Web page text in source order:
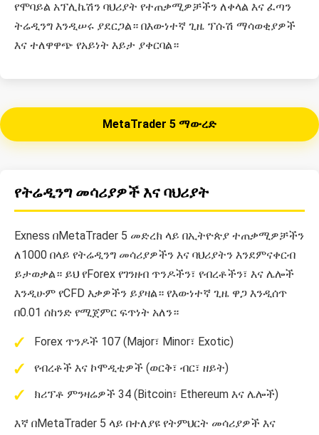
የሞባይል አፕሊኬሽን ባህሪያት የተጠቃሚዎቻችን ለቀላል እና ፈጣን
ትሬዲንግ እንዲሠሩ ያደርጋል። በእውነተኛ ጊዜ ፕሱሽ ማሳወቂያዎች
እና ተለዋዋጭ የአይነት እይታ ያቀርባል።
MetaTrader 5 ማውረድ
የትሬዲንግ መሳሪያዎች እና ባህሪያት
Exness በMetaTrader 5 መድረክ ላይ በኢትዮጵያ ተጠቃሚዎቻችን
ለ1000 በላይ የትሬዲንግ መሳሪያዎችን እና ባህሪያትን እንደምናቀርብ
ይታወቃል። ይህ የForex የገንዘብ ጥንዶችን፣ የብረቶችን፣ እና ሌሎች
እንዲሁም የCFD እቃዎችን ይያዛል። የእውነተኛ ጊዜ ዋጋ እንዲሰጥ
በ0.01 ሰከንድ የሚጀምር ፍጥነት አለን።
Forex ጥንዶች 107 (Major፣ Minor፣ Exotic)
የብረቶች እና ኮሞዲቲዎች (ወርቅ፣ ብር፣ ዘይት)
ክሪፕቶ ምንዛሬዎች 34 (Bitcoin፣ Ethereum እና ሌሎች)
እኛ በMetaTrader 5 ላይ በተለያዩ የትምህርት መሳሪያዎች እና